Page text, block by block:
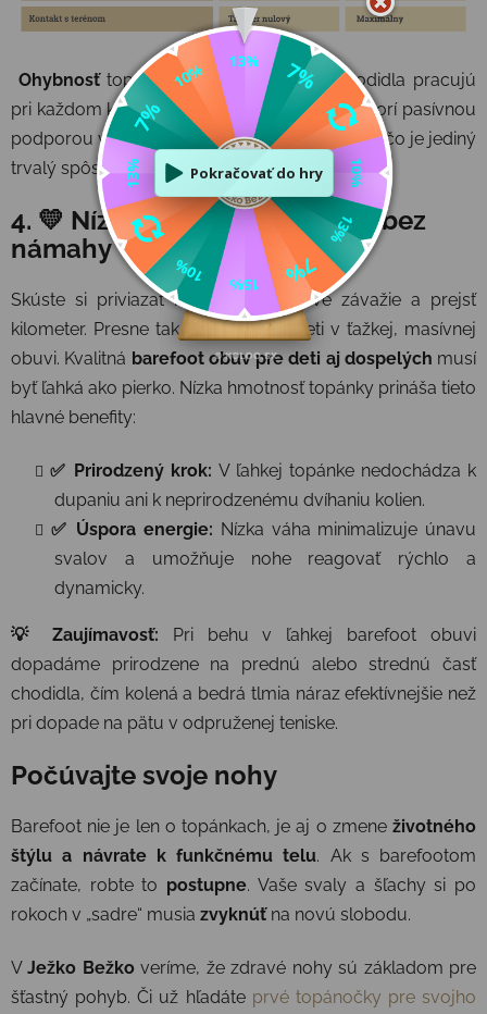
Ohybnosťtopánky zaručuje, že svaly chodidla pracujú
pri každom kroku. 💡 Klenba chodidla sa netvorí pasívnou
podporou v topánke, aleaktívnym pohybom, čo je jediný
trvalý spôsob, ako predísť plochým nohám.
4. 💛 Nízka hmotnosť: Chôdza bez
námahy
Skúste si priviazať k nohám polkilové závažie a prejsť
kilometer. Presne tak sa cítia malé deti v ťažkej, masívnej
obuvi. Kvalitná barefoot obuv pre deti aj dospelých musí
byť ľahká ako pierko. Nízka hmotnosť topánky prináša tieto
hlavné benefity:
✅ Prirodzený krok: V ľahkej topánke nedochádza k
dupaniu ani k neprirodzenému dvíhaniu kolien.
✅ Úspora energie: Nízka váha minimalizuje únavu
svalov a umožňuje nohe reagovať rýchlo a
dynamicky.
💡 Zaujímavosť: Pri behu v ľahkej barefoot obuvi
dopadáme prirodzene na prednú alebo strednú časť
chodidla, čím kolená a bedrá tlmia náraz efektívnejšie než
pri dopade na pätu v odpruženej teniske.
Počúvajte svoje nohy
Barefoot nie je len o topánkach, je aj o zmene životného
štýlu a návrate k funkčnému telu. Ak s barefootom
začínate, robte to postupne. Vaše svaly a šľachy si po
rokoch v „sadre“ musia zvyknúťna novú slobodu.
VJežko Bežkoveríme, že zdravé nohy sú základom pre
šťastný pohyb. Či už hľadáte prvé topánočky pre svojho